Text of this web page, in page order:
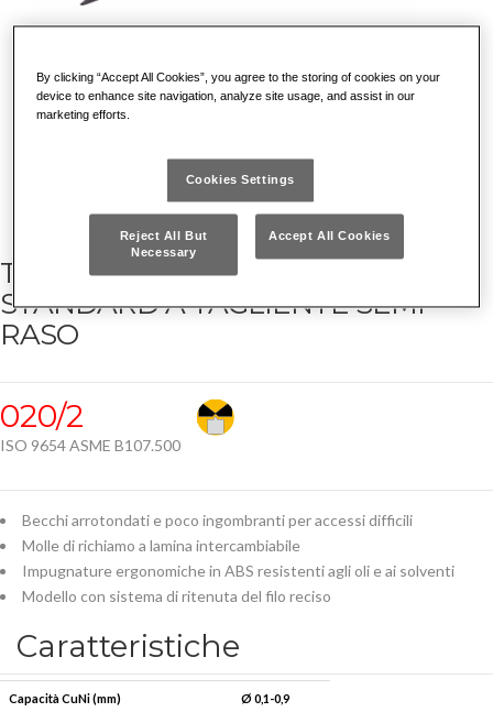
TRONCHESE CON BECCHI
STANDARD A TAGLIENTE SEMI-
RASO
020/2
ISO 9654 ASME B107.500
Becchi arrotondati e poco ingombranti per accessi difficili
Molle di richiamo a lamina intercambiabile
Impugnature ergonomiche in ABS resistenti agli oli e ai solventi
Modello con sistema di ritenuta del filo reciso
Caratteristiche
Capacità CuNi (mm) Ø 0,1-0,9
By clicking “Accept All Cookies”, you agree to the storing of cookies on your
device to enhance site navigation, analyze site usage, and assist in our
marketing efforts.
Cookies Settings
Reject All But
Necessary
Accept All Cookies